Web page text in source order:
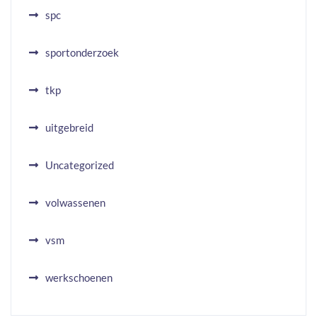
spc
sportonderzoek
tkp
uitgebreid
Uncategorized
volwassenen
vsm
werkschoenen